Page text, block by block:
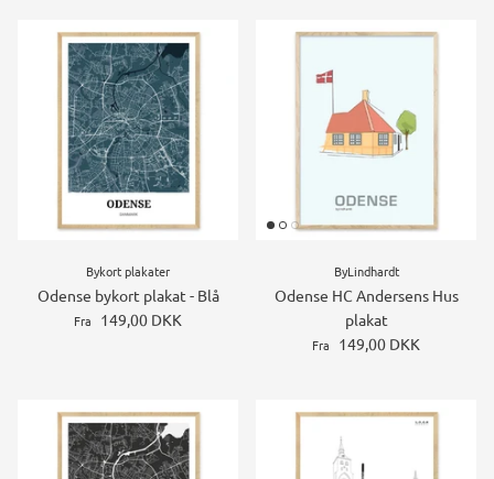
Bykort plakater
Odense bykort plakat - Blå
Fra 149,00 DKK
ByLindhardt
Odense HC Andersens Hus
plakat
Fra 149,00 DKK